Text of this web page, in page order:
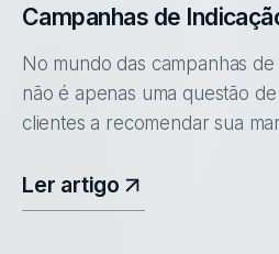
Campanhas de
No mundo das campanhas
não é apenas uma questão
clientes a recomendar sua
Ler artigo